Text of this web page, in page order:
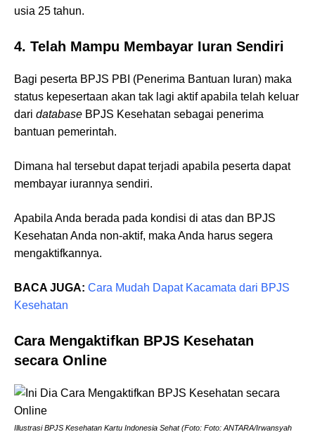
usia 25 tahun.
4. Telah Mampu Membayar Iuran Sendiri
Bagi peserta BPJS PBI (Penerima Bantuan Iuran) maka
status kepesertaan akan tak lagi aktif apabila telah keluar
dari database BPJS Kesehatan sebagai penerima
bantuan pemerintah.
Dimana hal tersebut dapat terjadi apabila peserta dapat
membayar iurannya sendiri.
Apabila Anda berada pada kondisi di atas dan BPJS
Kesehatan Anda non-aktif, maka Anda harus segera
mengaktifkannya.
BACA JUGA: Cara Mudah Dapat Kacamata dari BPJS
Kesehatan
Cara Mengaktifkan BPJS Kesehatan
secara Online
Illustrasi BPJS Kesehatan Kartu Indonesia Sehat (Foto: Foto: ANTARA/Irwansyah